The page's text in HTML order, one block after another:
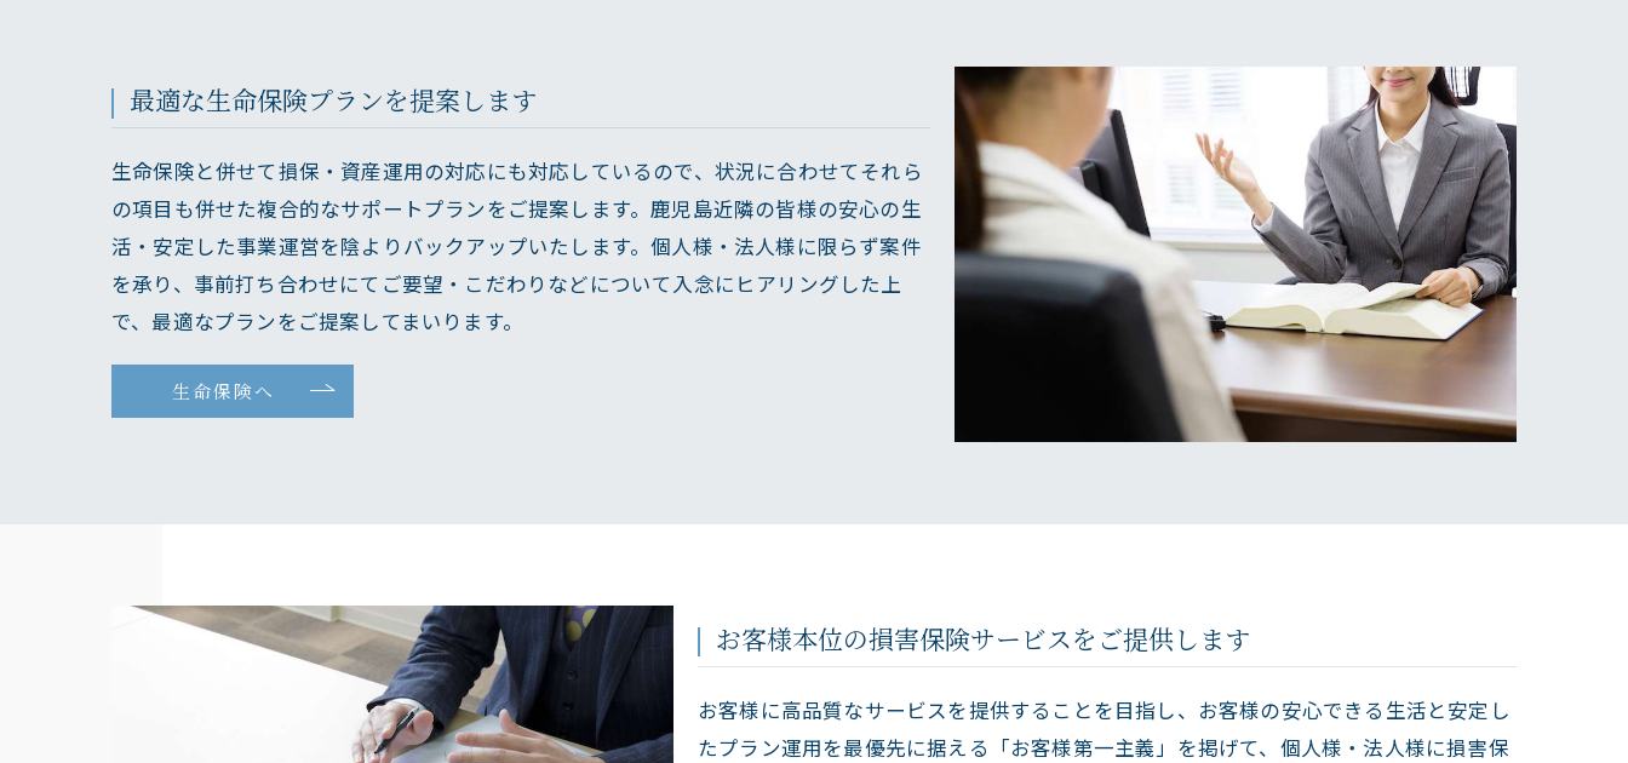
最適な生命保険プランを提案します
生命保険と併せて損保・資産運用の対応にも対応しているので、状況に合わせてそれら
の項目も併せた複合的なサポートプランをご提案します。鹿児島近隣の皆様の安心の生
活・安定した事業運営を陰よりバックアップいたします。個人様・法人様に限らず案件
を承り、事前打ち合わせにてご要望・こだわりなどについて入念にヒアリングした上
で、最適なプランをご提案してまいります。
生命保険へ
お客様本位の損害保険サービスをご提供します
お客様に高品質なサービスを提供することを目指し、お客様の安心できる生活と安定し
たプラン運用を最優先に据える「お客様第一主義」を掲げて、個人様・法人様に損害保